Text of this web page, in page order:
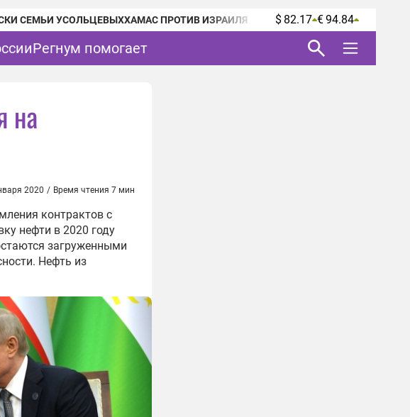
СЕМЬИ УСОЛЬЦЕВЫХХАМАС ПРОТИВ ИЗРАИЛЯ $ 82.17 € 94.84
Регнум помогает
на
2020 / Время чтения 7 мин
контрактов с
нефти в 2020 году
загруженными
Нефть из